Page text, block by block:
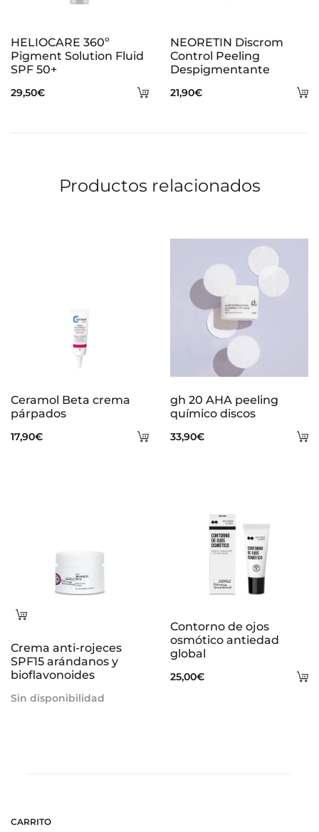
Añadir
HELIOCARE 360º
Pigment Solution Fluid
SPF 50+
29,50€
NEORETIN Discrom
Control Peeling
Despigmentante
21,90€
Productos relacionados
Añadir
Ceramol Beta crema
párpados
17,90€
gh 20 AHA peeling
químico discos
33,90€
Leer
Crema anti-rojeces
SPF15 arándanos y
bioflavonoides
Sin disponibilidad
Contorno de ojos
osmótico antiedad
global
25,00€
CARRITO